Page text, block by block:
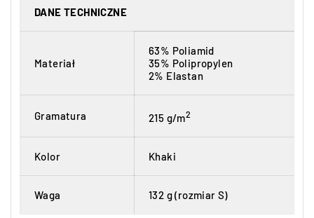
DANE TECHNICZNE
Materiał
63% Poliamid
35% Polipropylen
2% Elastan
Gramatura 215 g/m2
Kolor Khaki
Waga 132 g (rozmiar S)